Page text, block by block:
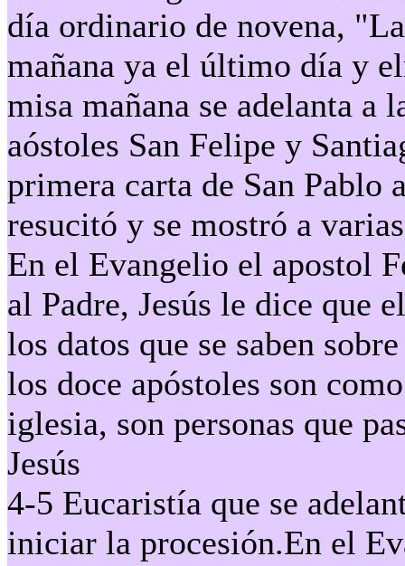
día ordinario de novena,
mañana ya el último día y
misa mañana se adelanta a
aóstoles San Felipe y
primera carta de San Pablo
resucitó y se mostró a
En el Evangelio el apostol
al Padre, Jesús le dice que
los datos que se saben
los doce apóstoles son
iglesia, son personas que
Jesús
4-5 Eucaristía que se
iniciar la procesión.En el